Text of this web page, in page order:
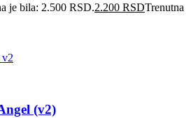
je bila: 2.500 RSD.2.200 RSDTrenutna
(v2)